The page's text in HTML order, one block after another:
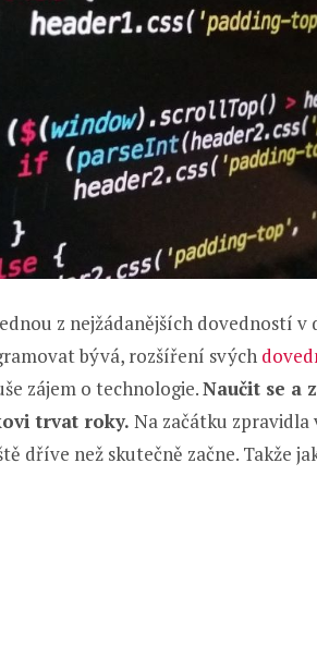
z nejžádanějších dovedností
bývá, rozšíření svých
zájem o technologie.Naučit se a
trvat roky. Na začátku zpravidla
dříve než skutečně začne. Takže